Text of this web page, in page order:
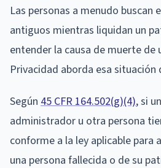
Las personas a menudo buscan
antiguos mientras liquidan un
entender la causa de muerte de
Privacidad aborda esa
Según 45 CFR 164.502(g)(4), si
administrador u otra persona
conforme a la ley aplicable para
una persona fallecida o de su